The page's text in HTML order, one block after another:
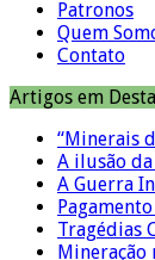
Patronos
Quem
Contato
Artigos em
“Minerais
A ilusão
A Guerra
Tragédias
Mineração